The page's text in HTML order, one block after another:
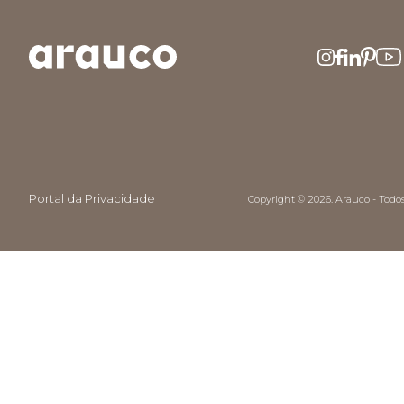
Portal da Privacidade Copyright © 2026. Arauco -